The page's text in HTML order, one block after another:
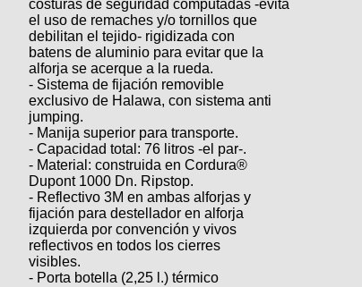
Retro
Enduro
Ranking
Fotos
del
DÃA
Fotos
mas
votadas
ReputaciÃ³n
Mis
Compras
Mis
Ventas
Noticias
Calendario
de
viajes
Foro
de
viajes
Mis
Amigos
Actividad
de
Amigos
costuras de seguridad computadas -evita
el uso de remaches y/o tornillos que
debilitan el tejido- rigidizada con
batens de aluminio para evitar que la
alforja se acerque a la rueda.
- Sistema de fijación removible
exclusivo de Halawa, con sistema anti
jumping.
- Manija superior para transporte.
- Capacidad total: 76 litros -el par-.
- Material: construida en Cordura®
Dupont 1000 Dn. Ripstop.
- Reflectivo 3M en ambas alforjas y
fijación para destellador en alforja
izquierda por convención y vivos
reflectivos en todos los cierres
visibles.
- Porta botella (2,25 l.) térmico